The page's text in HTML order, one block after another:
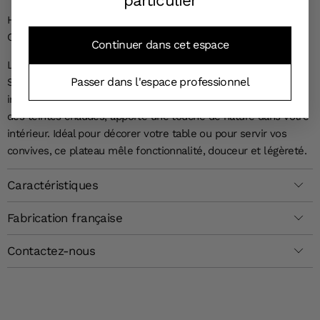
Continuer dans cet espace
Passer dans l'espace professionnel
HARMONIE DES COULEURS ET DES MOTIFS FLORAUX, POUR
CE PLATEAU DE SERVICE DESIGN
Laissez-vous séduire par le charme intemporel du Plateau
Stratifié Magnolia, une pièce maîtresse qui ravira vos
invités. Le raffinement de ses motifs floraux, capturés dans
des teintes chaudes, apporte une touche de nature dans votre
intérieur. Idéal pour décorer votre table ou pour servir vos
convives, ce plateau mêle fonctionnalité, douceur et légèreté.
Caractéristiques
Fabrication française
Contactez-nous